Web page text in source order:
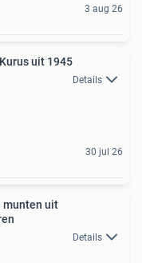
3 aug 26
uit 1945
Details
30 jul 26
munten uit
Details